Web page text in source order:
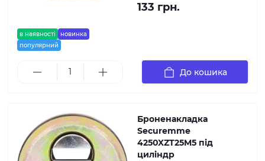
в наявності
новинка
популярний
133 грн.
До кошика
Броненакладка
Securemme
4250XZT25M5 під
циліндр